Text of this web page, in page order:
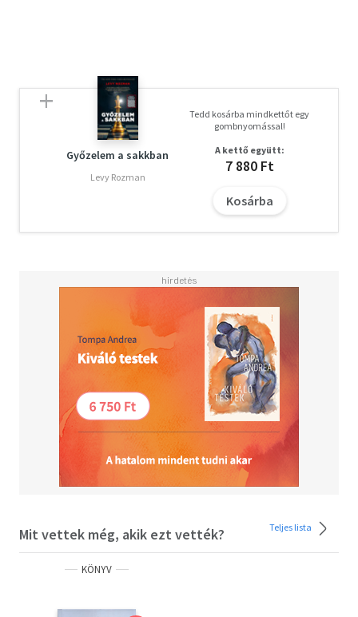
Győzelem a sakkban
Levy Rozman
Tedd kosárba mindkettőt egy
gombnyomással!
A kettő együtt:
7 880 Ft
Kosárba
Mit vettek még, akik ezt vették? Teljes lista
KÖNYV